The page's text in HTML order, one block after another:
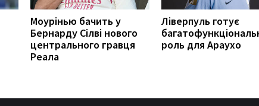
Моурінью бачить у
Бернарду Сілві нового
центрального гравця
Реала
Ліверпуль готує
роль для Араухо